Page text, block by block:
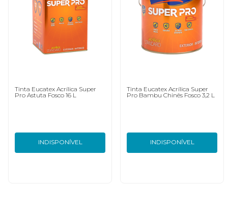
Tinta Eucatex Acrílica Super
Pro Astuta Fosco 16 L
INDISPONÍVEL
Tinta Eucatex Acrílica Super
Pro Bambu Chinês Fosco 3,2 L
INDISPONÍVEL